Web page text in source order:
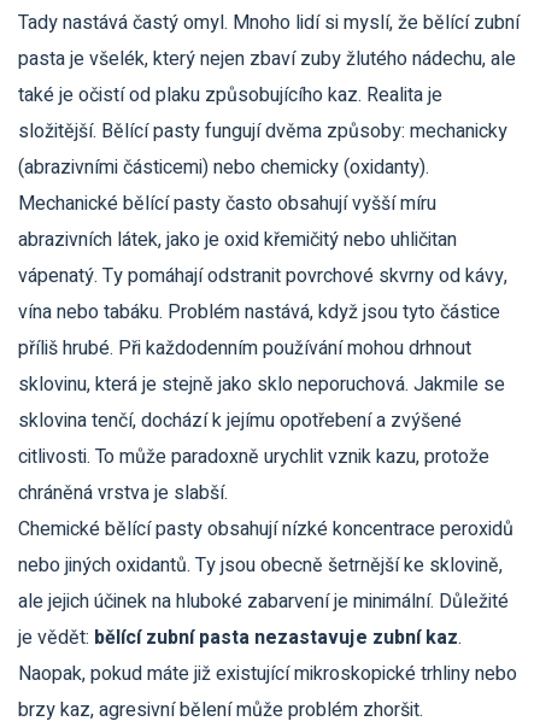
Tady nastává častý omyl. Mnoho lidí si myslí, že bělící zubní
pasta je všelék, který nejen zbaví zuby žlutého nádechu, ale
také je očistí od plaku způsobujícího kaz. Realita je
složitější. Bělící pasty fungují dvěma způsoby: mechanicky
(abrazivními částicemi) nebo chemicky (oxidanty).
Mechanické bělící pasty často obsahují vyšší míru
abrazivních látek, jako je oxid křemičitý nebo uhličitan
vápenatý. Ty pomáhají odstranit povrchové skvrny od kávy,
vína nebo tabáku. Problém nastává, když jsou tyto částice
příliš hrubé. Při každodenním používání mohou drhnout
sklovinu, která je stejně jako sklo neporuchová. Jakmile se
sklovina tenčí, dochází k jejímu opotřebení a zvýšené
citlivosti. To může paradoxně urychlit vznik kazu, protože
chráněná vrstva je slabší.
Chemické bělící pasty obsahují nízké koncentrace peroxidů
nebo jiných oxidantů. Ty jsou obecně šetrnější ke sklovině,
ale jejich účinek na hluboké zabarvení je minimální. Důležité
je vědět: bělící zubní pasta nezastavuje zubní kaz.
Naopak, pokud máte již existující mikroskopické trhliny nebo
brzy kaz, agresivní bělení může problém zhoršit.